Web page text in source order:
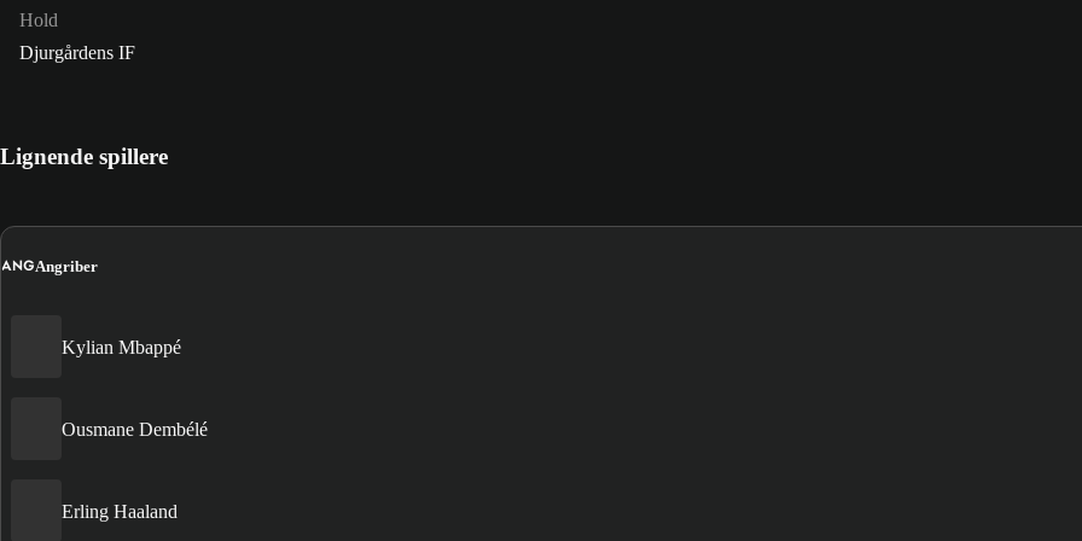
Hold
Djurgårdens IF
Lignende spillere
ANGAngriber
Kylian Mbappé
Ousmane Dembélé
Erling Haaland